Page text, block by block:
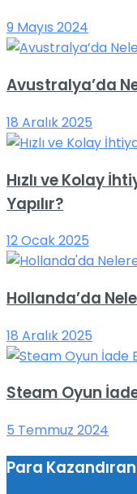
9 Mayıs 2024
Avustralya’da
18 Aralık 2025
Hızlı ve Kolay
Yapılır?
12 Ocak 2025
Hollanda’da
18 Aralık 2025
Steam Oyun İade
5 Temmuz 2024
Para